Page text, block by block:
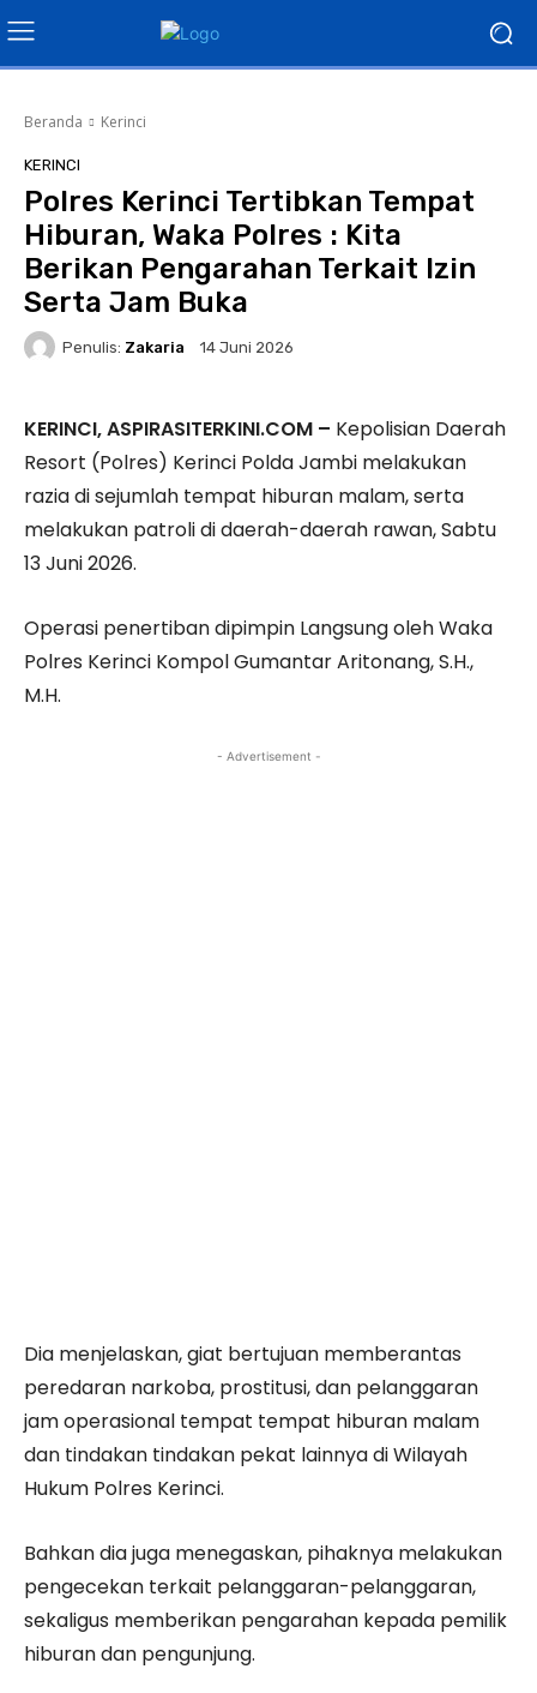
Beranda Kerinci
KERINCI
Polres Kerinci Tertibkan Tempat
Hiburan, Waka Polres : Kita
Berikan Pengarahan Terkait Izin
Serta Jam Buka
Penulis: Zakaria 14 Juni 2026
KERINCI, ASPIRASITERKINI.COM – Kepolisian Daerah
Resort (Polres) Kerinci Polda Jambi melakukan
razia di sejumlah tempat hiburan malam, serta
melakukan patroli di daerah-daerah rawan, Sabtu
13 Juni 2026.
Operasi penertiban dipimpin Langsung oleh Waka
Polres Kerinci Kompol Gumantar Aritonang, S.H.,
M.H.
- Advertisement -
Dia menjelaskan, giat bertujuan memberantas
peredaran narkoba, prostitusi, dan pelanggaran
jam operasional tempat tempat hiburan malam
dan tindakan tindakan pekat lainnya di Wilayah
Hukum Polres Kerinci.
Bahkan dia juga menegaskan, pihaknya melakukan
pengecekan terkait pelanggaran-pelanggaran,
sekaligus memberikan pengarahan kepada pemilik
hiburan dan pengunjung.